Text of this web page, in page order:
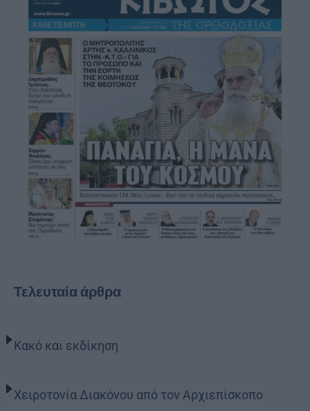
Τελευταία άρθρα
Κακό και εκδίκηση
Χειροτονία Διακόνου από τον Αρχιεπίσκοπο